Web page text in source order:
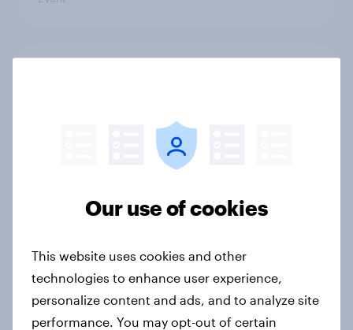
Sweden Word of Mouth Risers 2026
Denmark Word of Mouth Risers
2026
Article
Our use of cookies
This website uses cookies and other
technologies to enhance user experience,
personalize content and ads, and to analyze site
performance. You may opt-out of certain